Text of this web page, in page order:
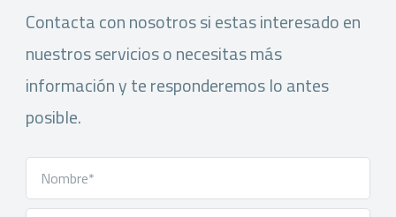
Contacta con nosotros si estas interesado en
nuestros servicios o necesitas más
información y te responderemos lo antes
posible.